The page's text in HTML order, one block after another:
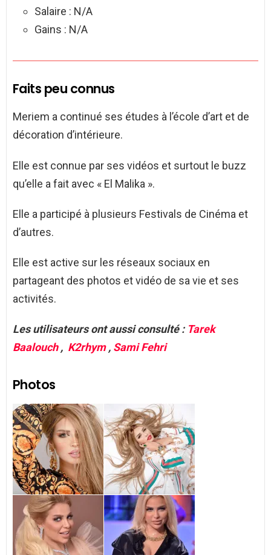
Salaire : N/A
Gains : N/A
Faits peu connus
Meriem a continué ses études à l’école d’art et de
décoration d’intérieure.
Elle est connue par ses vidéos et surtout le buzz
qu’elle a fait avec « El Malika ».
Elle a participé à plusieurs Festivals de Cinéma et
d’autres.
Elle est active sur les réseaux sociaux en
partageant des photos et vidéo de sa vie et ses
activités.
Les utilisateurs ont aussi consulté : Tarek
Baalouch, K2rhym, Sami Fehri
Photos